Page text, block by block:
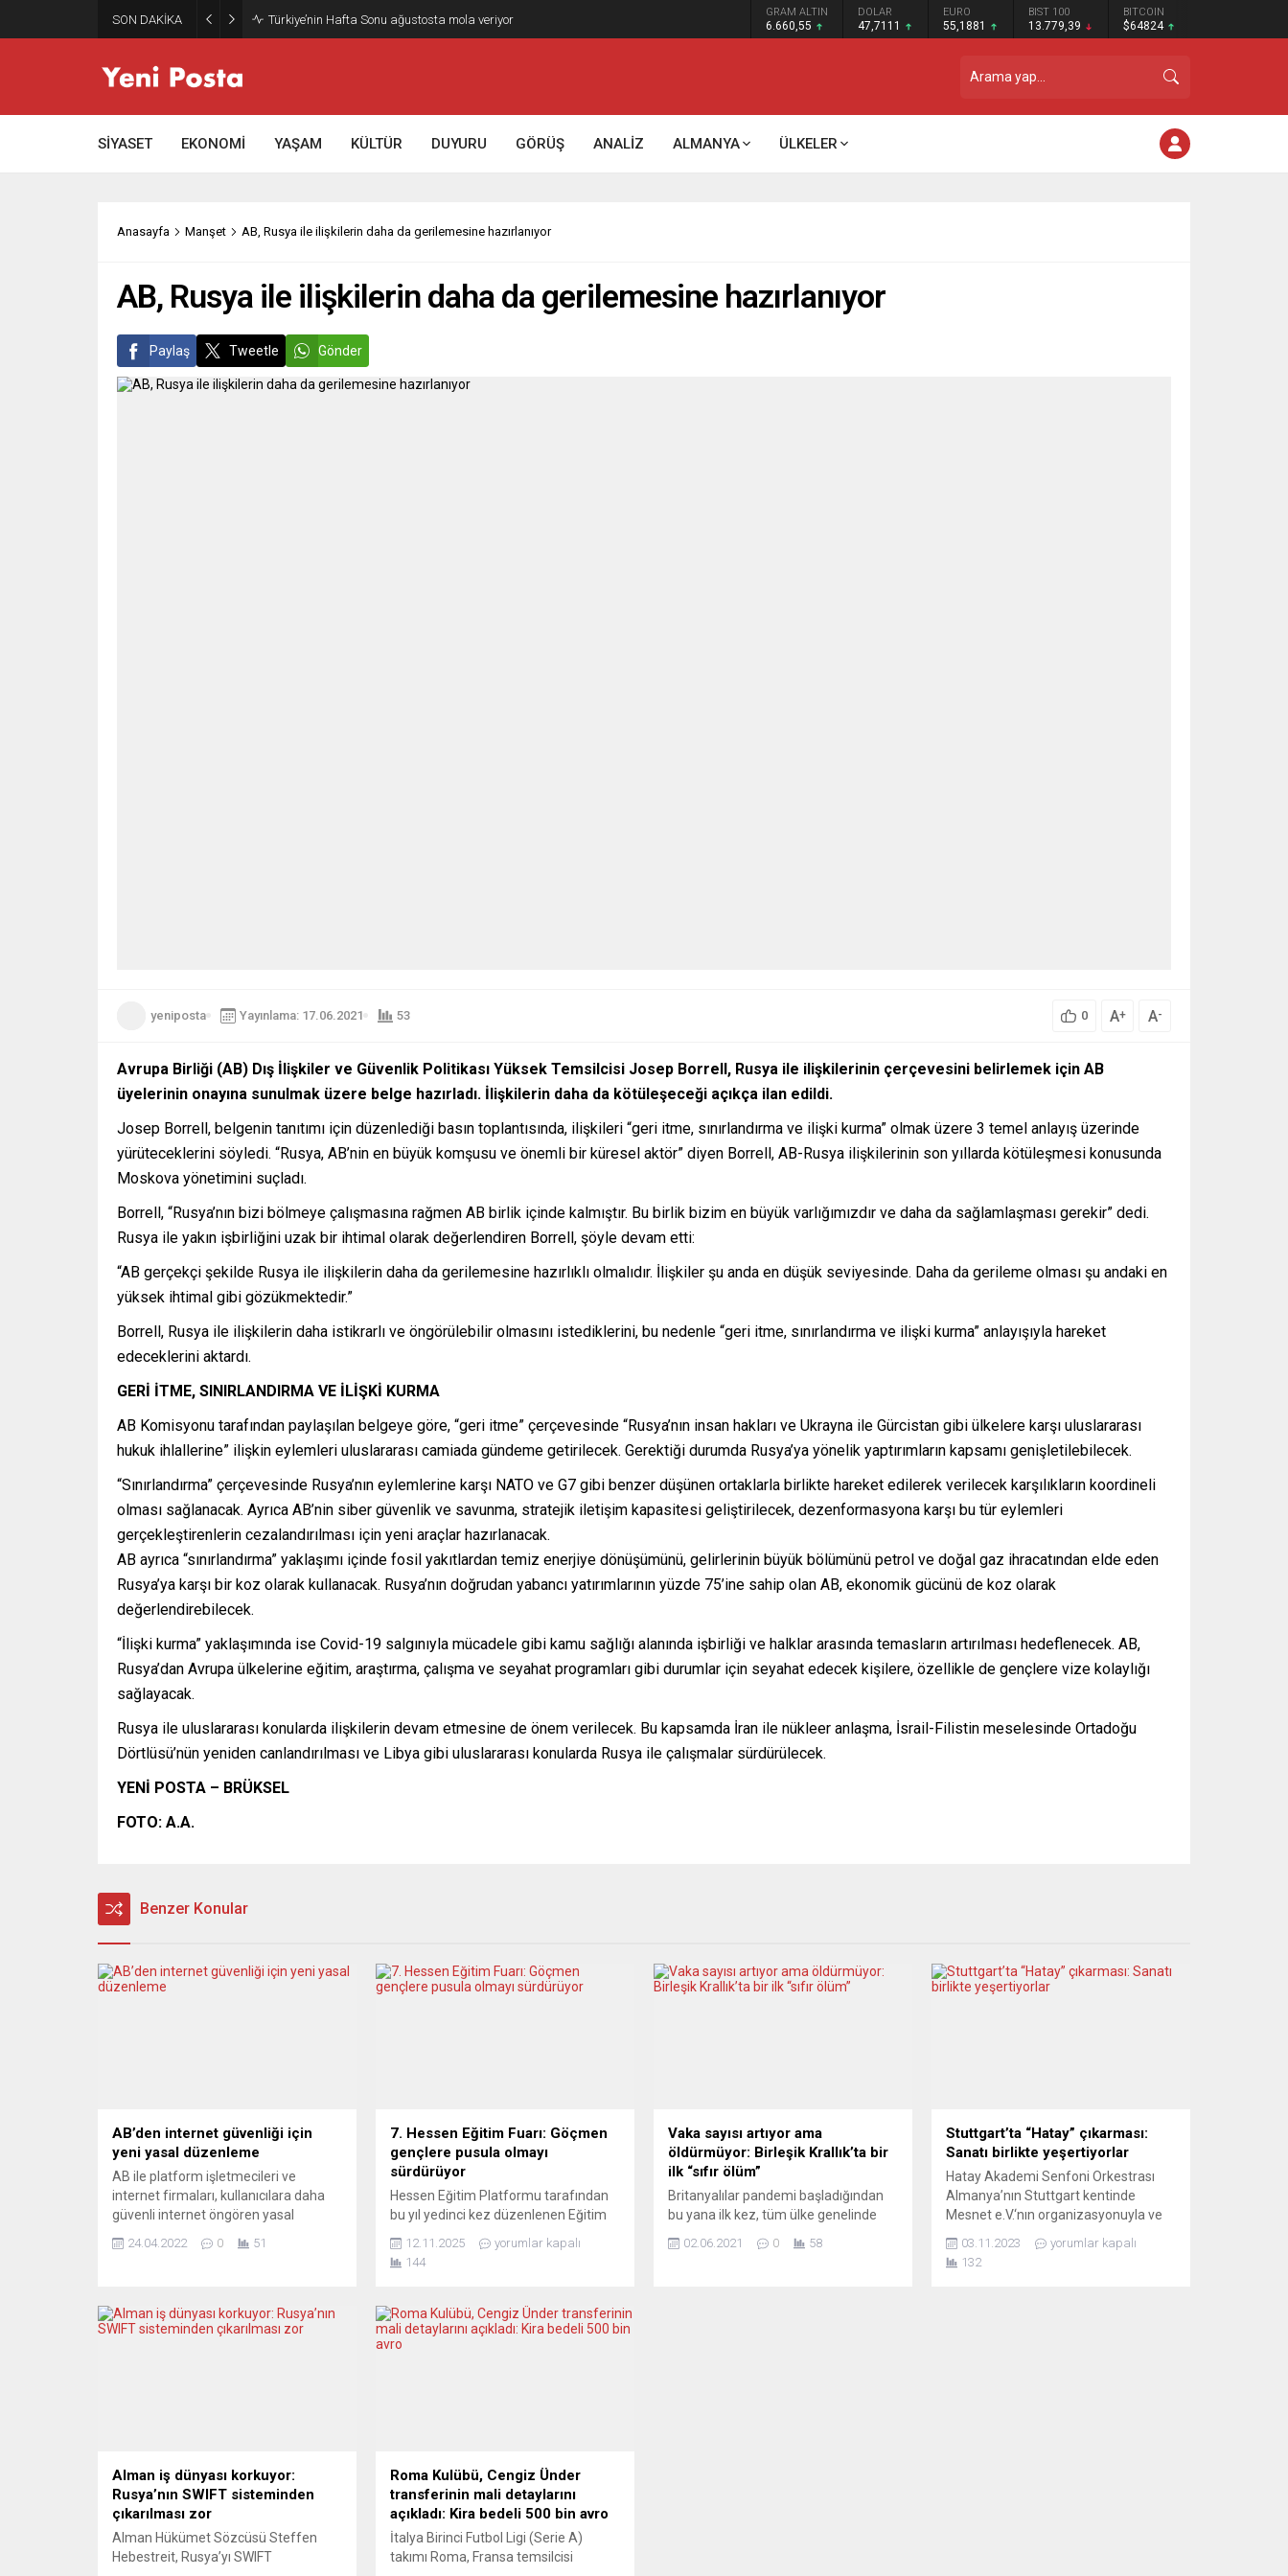
SON DAKİKA Gazze’nin geleceği: Teknokratik kontrol mü, kolonializm mi? GRAM ALTIN
6.660,55
DOLAR
47,7111
EURO
55,1881
BIST 100
13.779,39
BITCOIN
$64824
SİYASET EKONOMİ YAŞAM KÜLTÜR DUYURU GÖRÜŞ ANALİZ ALMANYA ÜLKELER
Anasayfa Manşet AB, Rusya ile ilişkilerin daha da gerilemesine hazırlanıyor
AB, Rusya ile ilişkilerin daha da gerilemesine hazırlanıyor
Paylaş Tweetle Gönder
yeniposta Yayınlama: 17.06.2021 53 0 A+ A-
Avrupa Birliği (AB) Dış İlişkiler ve Güvenlik Politikası Yüksek Temsilcisi Josep Borrell, Rusya ile ilişkilerinin çerçevesini belirlemek için AB
üyelerinin onayına sunulmak üzere belge hazırladı. İlişkilerin daha da kötüleşeceği açıkça ilan edildi.
Josep Borrell, belgenin tanıtımı için düzenlediği basın toplantısında, ilişkileri “geri itme, sınırlandırma ve ilişki kurma” olmak üzere 3 temel anlayış üzerinde
yürüteceklerini söyledi. “Rusya, AB’nin en büyük komşusu ve önemli bir küresel aktör” diyen Borrell, AB-Rusya ilişkilerinin son yıllarda kötüleşmesi konusunda
Moskova yönetimini suçladı.
Borrell, “Rusya’nın bizi bölmeye çalışmasına rağmen AB birlik içinde kalmıştır. Bu birlik bizim en büyük varlığımızdır ve daha da sağlamlaşması gerekir” dedi.
Rusya ile yakın işbirliğini uzak bir ihtimal olarak değerlendiren Borrell, şöyle devam etti:
“AB gerçekçi şekilde Rusya ile ilişkilerin daha da gerilemesine hazırlıklı olmalıdır. İlişkiler şu anda en düşük seviyesinde. Daha da gerileme olması şu andaki en
yüksek ihtimal gibi gözükmektedir.”
Borrell, Rusya ile ilişkilerin daha istikrarlı ve öngörülebilir olmasını istediklerini, bu nedenle “geri itme, sınırlandırma ve ilişki kurma” anlayışıyla hareket
edeceklerini aktardı.
GERİ İTME, SINIRLANDIRMA VE İLİŞKİ KURMA
AB Komisyonu tarafından paylaşılan belgeye göre, “geri itme” çerçevesinde “Rusya’nın insan hakları ve Ukrayna ile Gürcistan gibi ülkelere karşı uluslararası
hukuk ihlallerine” ilişkin eylemleri uluslararası camiada gündeme getirilecek. Gerektiği durumda Rusya’ya yönelik yaptırımların kapsamı genişletilebilecek.
“Sınırlandırma” çerçevesinde Rusya’nın eylemlerine karşı NATO ve G7 gibi benzer düşünen ortaklarla birlikte hareket edilerek verilecek karşılıkların koordineli
olması sağlanacak. Ayrıca AB’nin siber güvenlik ve savunma, stratejik iletişim kapasitesi geliştirilecek, dezenformasyona karşı bu tür eylemleri
gerçekleştirenlerin cezalandırılması için yeni araçlar hazırlanacak.
AB ayrıca “sınırlandırma” yaklaşımı içinde fosil yakıtlardan temiz enerjiye dönüşümünü, gelirlerinin büyük bölümünü petrol ve doğal gaz ihracatından elde eden
Rusya’ya karşı bir koz olarak kullanacak. Rusya’nın doğrudan yabancı yatırımlarının yüzde 75’ine sahip olan AB, ekonomik gücünü de koz olarak
değerlendirebilecek.
“İlişki kurma” yaklaşımında ise Covid-19 salgınıyla mücadele gibi kamu sağlığı alanında işbirliği ve halklar arasında temasların artırılması hedeflenecek. AB,
Rusya’dan Avrupa ülkelerine eğitim, araştırma, çalışma ve seyahat programları gibi durumlar için seyahat edecek kişilere, özellikle de gençlere vize kolaylığı
sağlayacak.
Rusya ile uluslararası konularda ilişkilerin devam etmesine de önem verilecek. Bu kapsamda İran ile nükleer anlaşma, İsrail-Filistin meselesinde Ortadoğu
Dörtlüsü’nün yeniden canlandırılması ve Libya gibi uluslararası konularda Rusya ile çalışmalar sürdürülecek.
YENİ POSTA – BRÜKSEL
FOTO: A.A.
Benzer Konular
AB’den internet güvenliği için
yeni yasal düzenleme
AB ile platform işletmecileri ve
internet firmaları, kullanıcılara daha
güvenli internet öngören yasal
vardı. Facebook ve Google gibi
Birliği (AB) üye ülkeleri ile Avrupa
Parlamentosu arabulucuları, Avrupa
24.04.2022 0 51
7. Hessen Eğitim Fuarı: Göçmen
gençlere pusula olmayı
sürdürüyor
Hessen Eğitim Platformu tarafından
bu yıl yedinci kez düzenlenen Eğitim
genç ve veli, Almanya’daki mesleki ve
akademik eğitim olanakları hakkında
kuruluşlar, şirketler, işletmeler ve
derneklerle doğrudan temas kurma
fırsatı buldu. Almanya’da tamamen
12.11.2025
yorumlar kapalı
144
Vaka sayısı artıyor ama
öldürmüyor: Birleşik Krallık’ta bir
ilk “sıfır ölüm”
Britanyalılar pandemi başladığından
bu yana ilk kez, tüm ülke genelinde
kutluyor. Nisan ayı başından bu yana
02.06.2021 0 58
Stuttgart’ta “Hatay” çıkarması:
Sanatı birlikte yeşertiyorlar
Hatay Akademi Senfoni Orkestrası
Almanya’nın Stuttgart kentinde
Mesnet e.V.‘nın organizasyonuyla ve
desteğiyle gerçekleşen dev bir konser
verdi. Kentin en seçkin kültür ve
03.11.2023
yorumlar kapalı
132
Alman iş dünyası korkuyor:
Rusya’nın SWIFT sisteminden
çıkarılması zor
Alman Hükümet Sözcüsü Steffen
Hebestreit, Rusya’yı SWIFT
Roma Kulübü, Cengiz Ünder
transferinin mali detaylarını
açıkladı: Kira bedeli 500 bin avro
İtalya Birinci Futbol Ligi (Serie A)
takımı Roma, Fransa temsilcisi